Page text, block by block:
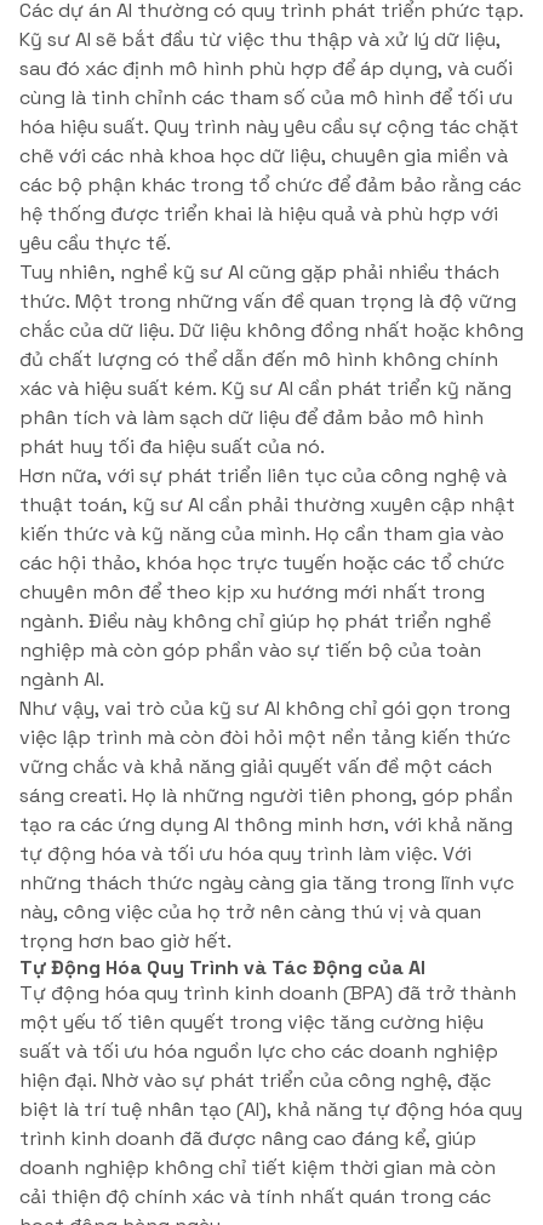
Các dự án AI thường có quy trình phát triển phức tạp.
Kỹ sư AI sẽ bắt đầu từ việc thu thập và xử lý dữ liệu,
sau đó xác định mô hình phù hợp để áp dụng, và cuối
cùng là tinh chỉnh các tham số của mô hình để tối ưu
hóa hiệu suất. Quy trình này yêu cầu sự cộng tác chặt
chẽ với các nhà khoa học dữ liệu, chuyên gia miền và
các bộ phận khác trong tổ chức để đảm bảo rằng các
hệ thống được triển khai là hiệu quả và phù hợp với
yêu cầu thực tế.
Tuy nhiên, nghề kỹ sư AI cũng gặp phải nhiều thách
thức. Một trong những vấn đề quan trọng là độ vững
chắc của dữ liệu. Dữ liệu không đồng nhất hoặc không
đủ chất lượng có thể dẫn đến mô hình không chính
xác và hiệu suất kém. Kỹ sư AI cần phát triển kỹ năng
phân tích và làm sạch dữ liệu để đảm bảo mô hình
phát huy tối đa hiệu suất của nó.
Hơn nữa, với sự phát triển liên tục của công nghệ và
thuật toán, kỹ sư AI cần phải thường xuyên cập nhật
kiến thức và kỹ năng của mình. Họ cần tham gia vào
các hội thảo, khóa học trực tuyến hoặc các tổ chức
chuyên môn để theo kịp xu hướng mới nhất trong
ngành. Điều này không chỉ giúp họ phát triển nghề
nghiệp mà còn góp phần vào sự tiến bộ của toàn
ngành AI.
Như vậy, vai trò của kỹ sư AI không chỉ gói gọn trong
việc lập trình mà còn đòi hỏi một nền tảng kiến thức
vững chắc và khả năng giải quyết vấn đề một cách
sáng creati. Họ là những người tiên phong, góp phần
tạo ra các ứng dụng AI thông minh hơn, với khả năng
tự động hóa và tối ưu hóa quy trình làm việc. Với
những thách thức ngày càng gia tăng trong lĩnh vực
này, công việc của họ trở nên càng thú vị và quan
trọng hơn bao giờ hết.
Tự Động Hóa Quy Trình và Tác Động của AI
Tự động hóa quy trình kinh doanh (BPA) đã trở thành
một yếu tố tiên quyết trong việc tăng cường hiệu
suất và tối ưu hóa nguồn lực cho các doanh nghiệp
hiện đại. Nhờ vào sự phát triển của công nghệ, đặc
biệt là trí tuệ nhân tạo (AI), khả năng tự động hóa quy
trình kinh doanh đã được nâng cao đáng kể, giúp
doanh nghiệp không chỉ tiết kiệm thời gian mà còn
cải thiện độ chính xác và tính nhất quán trong các